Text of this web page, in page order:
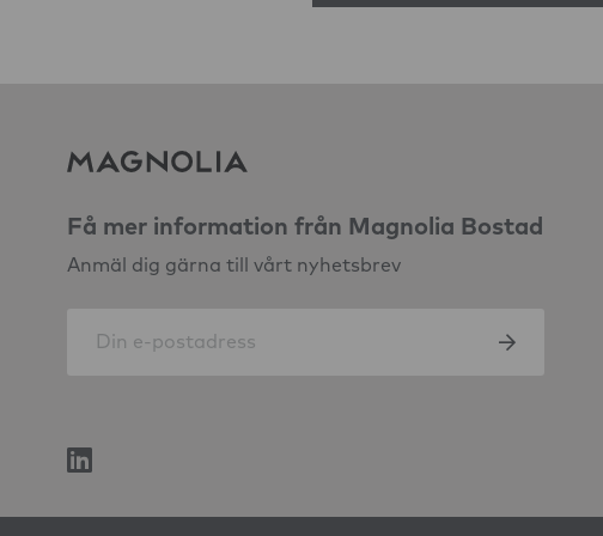
Få mer information från Magnolia Bostad
Anmäl dig gärna till vårt nyhetsbrev